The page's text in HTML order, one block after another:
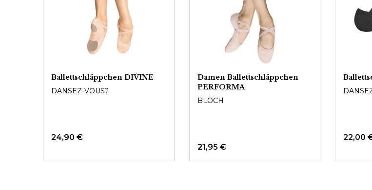
Ballettschläppchen DIVINE
DANSEZ-VOUS?
24,90 €
Damen Ballettschläppchen
PERFORMA
BLOCH
21,95 €
22,00